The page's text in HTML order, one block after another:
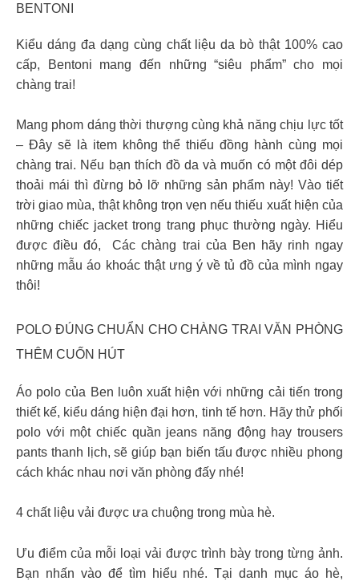
BENTONI
Kiểu dáng đa dạng cùng chất liệu da bò thật 100% cao
cấp, Bentoni mang đến những “siêu phẩm” cho mọi
chàng trai!
Mang phom dáng thời thượng cùng khả năng chịu lực tốt
– Đây sẽ là item không thể thiếu đồng hành cùng mọi
chàng trai. Nếu bạn thích đồ da và muốn có một đôi dép
thoải mái thì đừng bỏ lỡ những sản phẩm này! Vào tiết
trời giao mùa, thật không trọn vẹn nếu thiếu xuất hiện của
những chiếc jacket trong trang phục thường ngày. Hiểu
được điều đó, Các chàng trai của Ben hãy rinh ngay
những mẫu áo khoác thật ưng ý về tủ đồ của mình ngay
thôi!
POLO ĐÚNG CHUẨN CHO CHÀNG TRAI VĂN PHÒNG
THÊM CUỐN HÚT
Áo polo của Ben luôn xuất hiện với những cải tiến trong
thiết kế, kiểu dáng hiện đại hơn, tinh tế hơn. Hãy thử phối
polo với một chiếc quần jeans năng động hay trousers
pants thanh lịch, sẽ giúp bạn biến tấu được nhiều phong
cách khác nhau nơi văn phòng đấy nhé!
4 chất liệu vải được ưa chuộng trong mùa hè.
Ưu điểm của mỗi loại vải được trình bày trong từng ảnh.
Bạn nhấn vào để tìm hiểu nhé. Tại danh mục áo hè,